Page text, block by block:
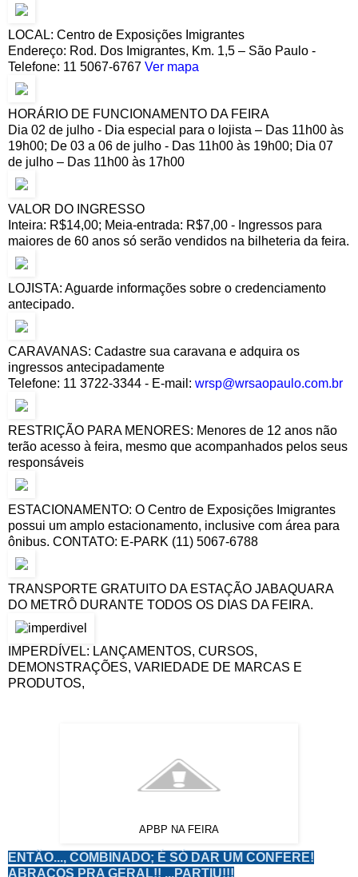
LOCAL: Centro de Exposições Imigrantes
Endereço: Rod. Dos Imigrantes, Km. 1,5 – São Paulo -
Telefone: 11 5067-6767 Ver mapa
HORÁRIO DE FUNCIONAMENTO DA FEIRA
Dia 02 de julho - Dia especial para o lojista – Das 11h00 às
19h00; De 03 a 06 de julho - Das 11h00 às 19h00; Dia 07
de julho – Das 11h00 às 17h00
VALOR DO INGRESSO
Inteira: R$14,00; Meia-entrada: R$7,00 - Ingressos para
maiores de 60 anos só serão vendidos na bilheteria da feira.
LOJISTA: Aguarde informações sobre o credenciamento
antecipado.
CARAVANAS: Cadastre sua caravana e adquira os
ingressos antecipadamente
Telefone: 11 3722-3344 - E-mail: wrsp@wrsaopaulo.com.br
RESTRIÇÃO PARA MENORES: Menores de 12 anos não
terão acesso à feira, mesmo que acompanhados pelos seus
responsáveis
ESTACIONAMENTO: O Centro de Exposições Imigrantes
possui um amplo estacionamento, inclusive com área para
ônibus. CONTATO: E-PARK (11) 5067-6788
TRANSPORTE GRATUITO DA ESTAÇÃO JABAQUARA
DO METRÔ DURANTE TODOS OS DIAS DA FEIRA.
IMPERDÍVEL: LANÇAMENTOS, CURSOS,
DEMONSTRAÇÕES, VARIEDADE DE MARCAS E
PRODUTOS,
APBP NA FEIRA
ENTÃO..., COMBINADO; É SÓ DAR UM CONFERE!
ABRAÇOS PRA GERAL!! ...PARTIU!!!